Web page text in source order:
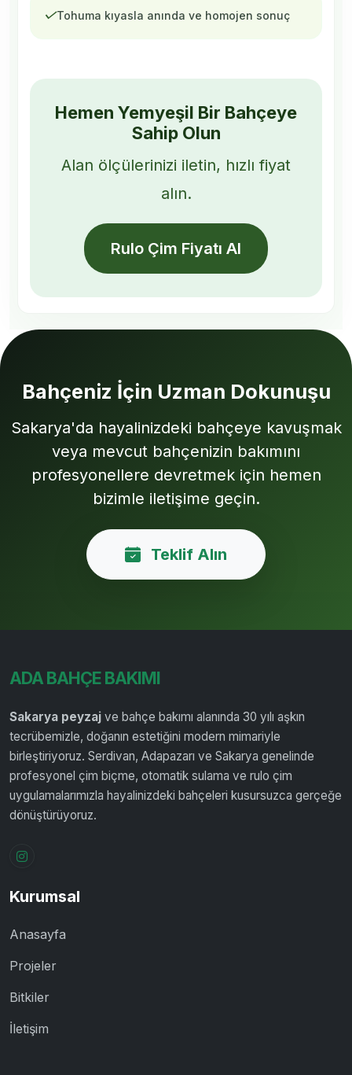
✓Tohuma kıyasla anında ve homojen sonuç
Hemen Yemyeşil Bir Bahçeye
Sahip Olun
Alan ölçülerinizi iletin, hızlı fiyat
alın.
Rulo Çim Fiyatı Al
Bahçeniz İçin Uzman Dokunuşu
Sakarya'da hayalinizdeki bahçeye kavuşmak
veya mevcut bahçenizin bakımını
profesyonellere devretmek için hemen
bizimle iletişime geçin.
Teklif Alın
ADA BAHÇE BAKIMI
Sakarya peyzaj ve bahçe bakımı alanında 30 yılı aşkın
tecrübemizle, doğanın estetiğini modern mimariyle
birleştiriyoruz. Serdivan, Adapazarı ve Sakarya genelinde
profesyonel çim biçme, otomatik sulama ve rulo çim
uygulamalarımızla hayalinizdeki bahçeleri kusursuzca gerçeğe
dönüştürüyoruz.
Instagram
Kurumsal
Anasayfa
Projeler
Bitkiler
İletişim